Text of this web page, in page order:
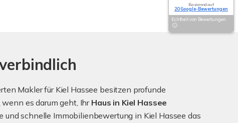
Makler für Kiel Hassee besitzen profunde
es darum geht, IhrHaus in Kiel Hassee
und schnelle Immobilienbewertung in Kiel Hassee das
Basierend auf
20 Google-Bewertungen
Echtheit von Bewertungen